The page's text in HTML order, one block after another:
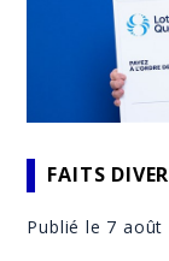
FAITS
Publié le 7 août